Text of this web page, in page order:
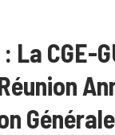
La CGE-